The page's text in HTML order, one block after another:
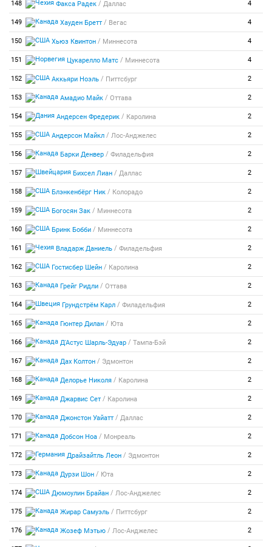
148 Факса Радек / Даллас 4
149 Хауден Бретт / Вегас 4
150 Хьюз Квинтон / Миннесота 4
151 Цукарелло Матс / Миннесота 4
152 Аккьяри Ноэль / Питтсбург 2
153 Амадио Майк / Оттава 2
154 Андерсен Фредерик / Каролина 2
155 Андерсон Майкл / Лос-Анджелес 2
156 Барки Денвер / Филадельфия 2
157 Бихсел Лиан / Даллас 2
158 Блэнкенбёрг Ник / Колорадо 2
159 Богосян Зак / Миннесота 2
160 Бринк Бобби / Миннесота 2
161 Владарж Даниель / Филадельфия 2
162 Гостисбер Шейн / Каролина 2
163 Грейг Ридли / Оттава 2
164 Грундстрём Карл / Филадельфия 2
165 Гюнтер Дилан / Юта 2
166 Д'Астус Шарль-Эдуар / Тампа-Бэй 2
167 Дах Колтон / Эдмонтон 2
168 Делорье Николя / Каролина 2
169 Джарвис Сет / Каролина 2
170 Джонстон Уайатт / Даллас 2
171 Добсон Ноа / Монреаль 2
172 Драйзайтль Леон / Эдмонтон 2
173 Дурзи Шон / Юта 2
174 Дюмоулин Брайан / Лос-Анджелес 2
175 Жирар Самуэль / Питтсбург 2
176 Жозеф Мэтью / Лос-Анджелес 2